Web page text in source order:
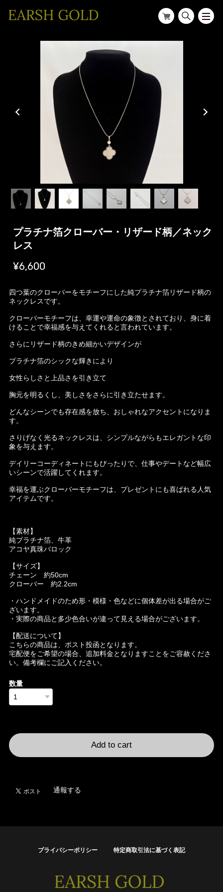
プラチナ箔クローバー・リザード柄／ネック
レス
¥6,600
四つ葉のクローバーをモチーフにした純プラチナ箔リザード柄の
ネックレスです。
クローバーモチーフは、幸運や運命の象徴とされており、身に着
けることで幸福感を与えてくれると言われています。
さらにリザード柄のきめ細かいデザインが
プラチナ箔のシックな輝きにより
女性らしさと上品さを引き立て
胸元を明るくし、美しさをさらに引き立たせます。
どんなシーンでも存在感を放ち、おしゃれなアクセントになりま
す。
さりげなく光るネックレスは、シンプルながらもエレガントな印
象を与えます。
デイリーコーディネートにもぴったりで、仕事やデートなど幅広
いシーンで活躍してくれます。
幸福を運ぶクローバーモチーフは、プレゼントにも喜ばれる人気
アイテムです。
【素材】
純プラチナ箔、牛革
アコヤ真珠バロック
【サイズ】
チェーン 約50cm
クローバー 約2.2cm
・ハンドメイドのため形・模様・色などに個体差が出る場合がご
ざいます。
・実際の商品と多少色合いが違って見える場合がございます。
【配送について】
こちらの商品は、ポスト投函となります。
宅配便をご希望の場合、追加料金となりますことをご容赦くださ
い。備考欄にご記入ください。
数量
Add to cart
通報する
プライバシーポリシー 特定商取引法に基づく表記